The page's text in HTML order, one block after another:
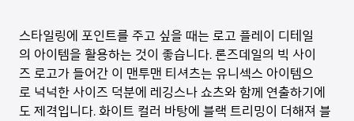
스타일링에 포인트를 주고 싶을 때는 로고 플레이 디테일
의 아이템을 활용하는 것이 좋습니다. 론즈데일의 빅 사이
즈 로고가 들어간 이 맨투맨 티셔츠는 유니섹스 아이템으
로 넉넉한 사이즈 덕분에 레깅스나 쇼츠와 함께 연출하기에
도 제격입니다. 화이트 컬러 바탕에 블랙 트리밍이 더해져 블